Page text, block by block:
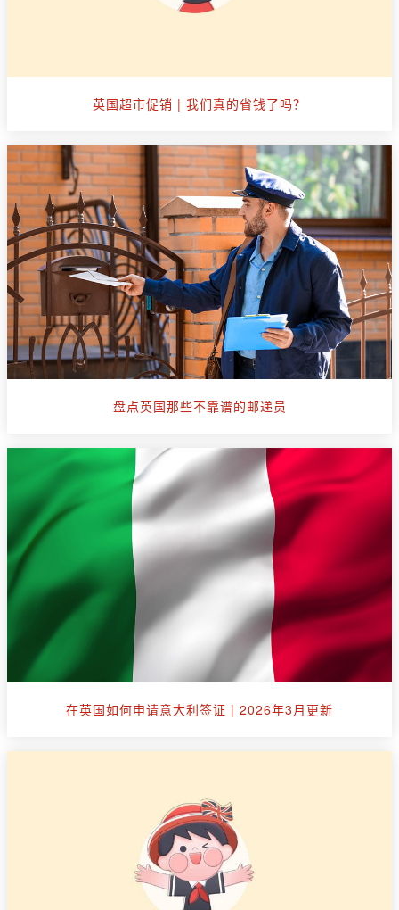
英国超市促销 | 我们真的省钱了吗？
盘点英国那些不靠谱的邮递员
在英国如何申请意大利签证 | 2026年3月更新